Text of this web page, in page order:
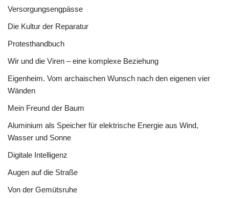
Versorgungsengpässe
Die Kultur der Reparatur
Protesthandbuch
Wir und die Viren – eine komplexe Beziehung
Eigenheim. Vom archaischen Wunsch nach den eigenen vier
Wänden
Mein Freund der Baum
Aluminium als Speicher für elektrische Energie aus Wind,
Wasser und Sonne
Digitale Intelligenz
Augen auf die Straße
Von der Gemütsruhe